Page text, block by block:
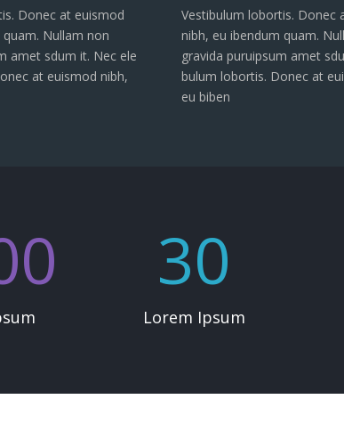
Donec at euismod
Nullam non
amet sdum it. Nec ele
at euismod nibh,
Vestibulum lobortis. Donec
nibh, eu ibendum quam.
gravida puruipsum amet
bulum lobortis. Donec at
eu biben
30
Lorem Ipsum